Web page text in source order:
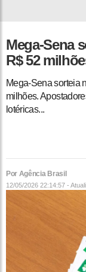
Mega-Sena
R$ 52
Mega-Sena sorteia
milhões.
lotéricas...
Por Agência Brasil
12/05/2026 22:14:57 -